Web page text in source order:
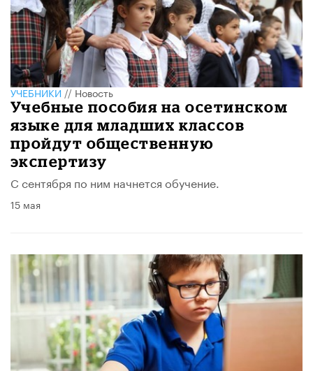
УЧЕБНИКИ//Новость
Учебные пособия на осетинском
языке для младших классов
пройдут общественную
экспертизу
С сентября по ним начнется обучение.
15 мая